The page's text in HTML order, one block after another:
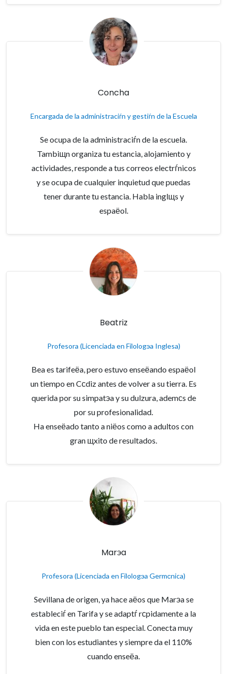
Concha
Encargada de la administraciѓn y gestiѓn de la Escuela
Se ocupa de la administraciѓn de la escuela.
Tambiщn organiza tu estancia, alojamiento y
actividades, responde a tus correos electrѓnicos
y se ocupa de cualquier inquietud que puedas
tener durante tu estancia. Habla inglщs y
espaёol.
Beatriz
Profesora (Licenciada en Filologэa Inglesa)
Bea es tarifeёa, pero estuvo enseёando espaёol
un tiempo en Cсdiz antes de volver a su tierra. Es
querida por su simpatэa y su dulzura, ademсs de
por su profesionalidad.
Ha enseёado tanto a niёos como a adultos con
gran щxito de resultados.
Marэa
Profesora (Licenciada en Filologэa Germсnica)
Sevillana de origen, ya hace aёos que Marэa se
estableciѓ en Tarifa y se adaptѓ rсpidamente a la
vida en este pueblo tan especial. Conecta muy
bien con los estudiantes y siempre da el 110%
cuando enseёa.